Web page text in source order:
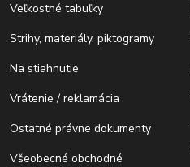
Veľkostné tabuľky
Strihy, materiály, piktogramy
Na stiahnutie
Vrátenie / reklamácia
Ostatné právne dokumenty
Všeobecné obchodné